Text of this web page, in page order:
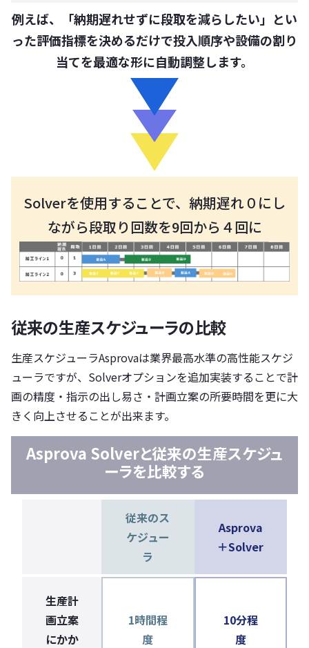
例えば、「納期遅れせずに段取を減らしたい」とい
った評価指標を決めるだけで投入順序や設備の割り
当てを最適な形に自動調整します。
Solverを使用することで、納期遅れ０にし
ながら段取り回数を9回から４回に
従来の生産スケジューラの比較
生産スケジューラAsprovaは業界最高水準の高性能スケジ
ューラですが、Solverオプションを追加実装することで計
画の精度・指示の出し易さ・計画立案の所要時間を更に大
きく向上させることが出来ます。
Asprova Solverと従来の生産スケジュ
ーラを比較する
従来のス
ケジュー
ラ
Asprova
＋Solver
生産計
画立案
にかか
1時間程
度
10分程
度